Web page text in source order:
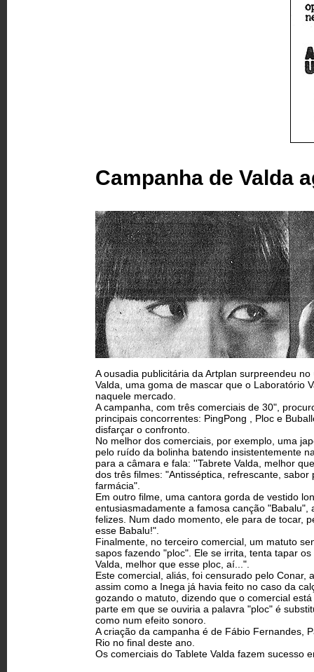
Campanha de Valda
A ousadia publicitária da Artplan surpreendeu
Valda, uma goma de mascar que o
naquele mercado.
A campanha, com três comerciais de 30",
principais concorrentes: Ping­Pong , Ploc e
disfarçar o confronto.
No melhor dos comerciais, por exemplo, uma
pelo ruído da bolinha batendo insistentemente
para a câmara e fala: ''Tabrete Valda, melhor
dos três filmes: "Antisséptica, refrescante,
farmácia".
Em outro filme, uma cantora gorda de vestido
entusiasmadamente a famosa canção
felizes. Num dado momento, ele para de tocar,
esse Babalu!".
Finalmente, no terceiro comercial, um matuto
sapos fazendo "ploc". Ele se irrita, tenta tapar
Valda, melhor que esse ploc, aí...".
Este comercial, aliás, foi censurado pelo Conar,
assim como a Inega já havia feito no caso da
gozando o matuto, dizendo que o comercial
parte em que se ouviria a palavra "ploc" é
como num efeito sonoro.
A criação da campanha é de Fábio Fernandes,
Rio no final deste ano.
Os comerciais do Tablete Valda fazem sucesso